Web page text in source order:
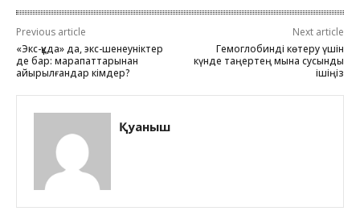
Previous article
«Экс-құда» да, экс-шенеуніктер
де бар: марапаттарынан
айырылғандар кімдер?
Next article
Гемоглобинді көтеру үшін
күнде таңертең мына сусынды
ішіңіз
Қуаныш